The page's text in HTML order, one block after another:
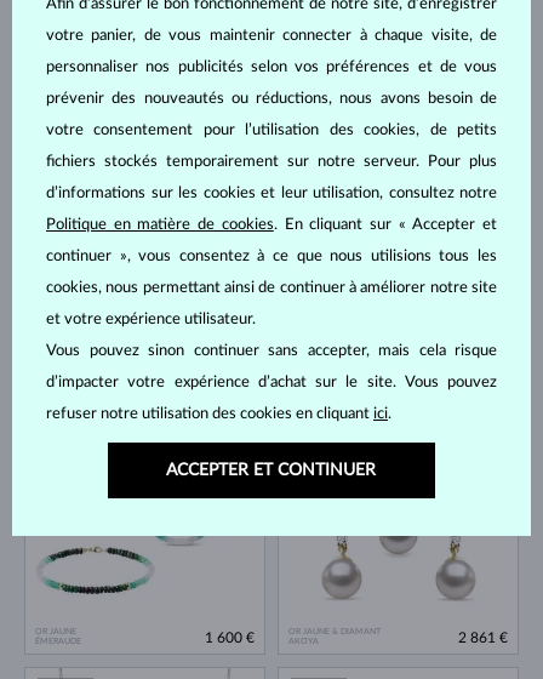
OR JAUNE
AKOYA
561 €
OR BLANC
DIAMANT
561 €
OR JAUNE
DIAMANT
735 €
OR BLANC
ÉMERAUDE
692 €
OR JAUNE
ÉMERAUDE
1 600 €
OR JAUNE & DIAMANT
AKOYA
2 861 €
Afin d’assurer le bon fonctionnement de notre site, d’enregistrer
votre panier, de vous maintenir connecter à chaque visite, de
personnaliser nos publicités selon vos préférences et de vous
prévenir des nouveautés ou réductions, nous avons besoin de
votre consentement pour l’utilisation des cookies, de petits
fichiers stockés temporairement sur notre serveur. Pour plus
d’informations sur les cookies et leur utilisation, consultez notre
Politique en matière de cookies. En cliquant sur « Accepter et
continuer », vous consentez à ce que nous utilisions tous les
cookies, nous permettant ainsi de continuer à améliorer notre site
et votre expérience utilisateur.
Vous pouvez sinon continuer sans accepter, mais cela risque
d’impacter votre expérience d’achat sur le site. Vous pouvez
refuser notre utilisation des cookies en cliquant ici.
ACCEPTER ET CONTINUER